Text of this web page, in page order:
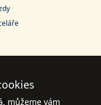
můžeme vám